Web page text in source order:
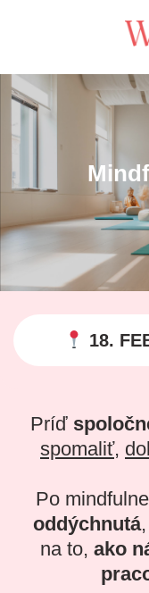
18.
Príď
spomaliť,
Po
oddýchnutá
na to, ako